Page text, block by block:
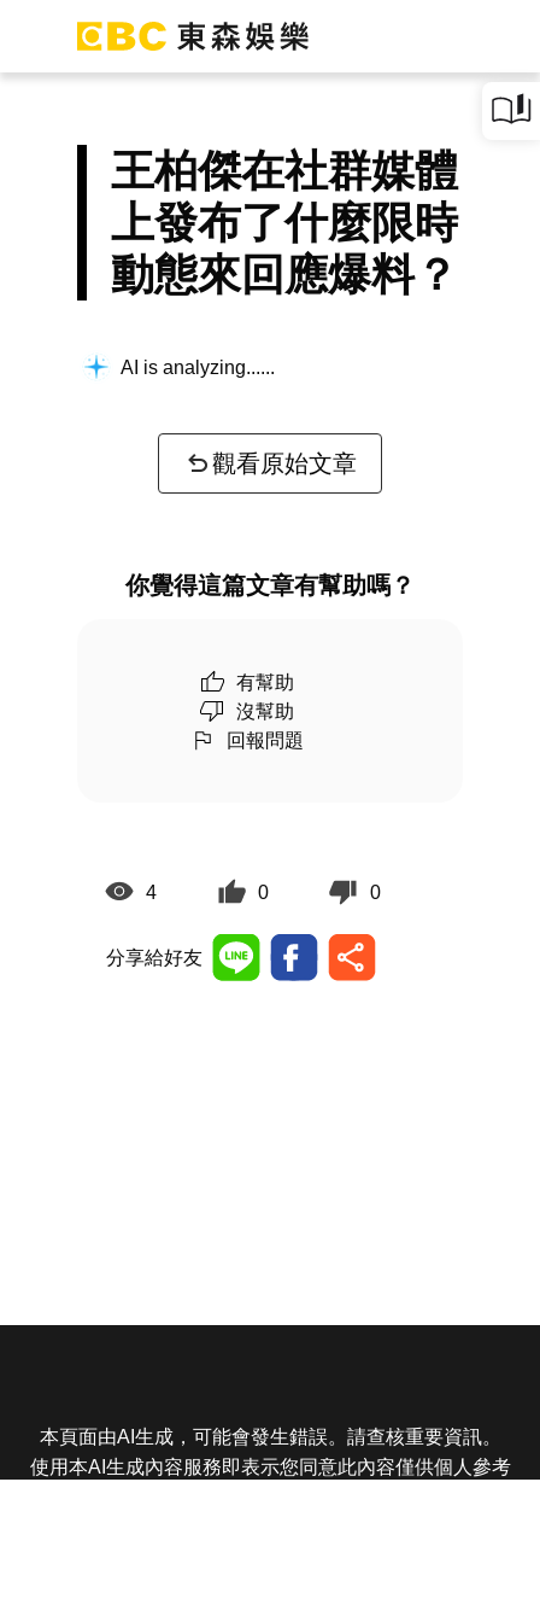
王柏傑在社群媒體
上發布了什麼限時
動態來回應爆料？
AI is analyzing...
觀看原始文章
你覺得這篇文章有幫助嗎？
有幫助
沒幫助
回報問題
4 0 0
分享給好友
本頁面由AI生成，可能會發生錯誤。請查核重要資訊。
使用本AI生成內容服務即表示您同意此內容僅供個人參考